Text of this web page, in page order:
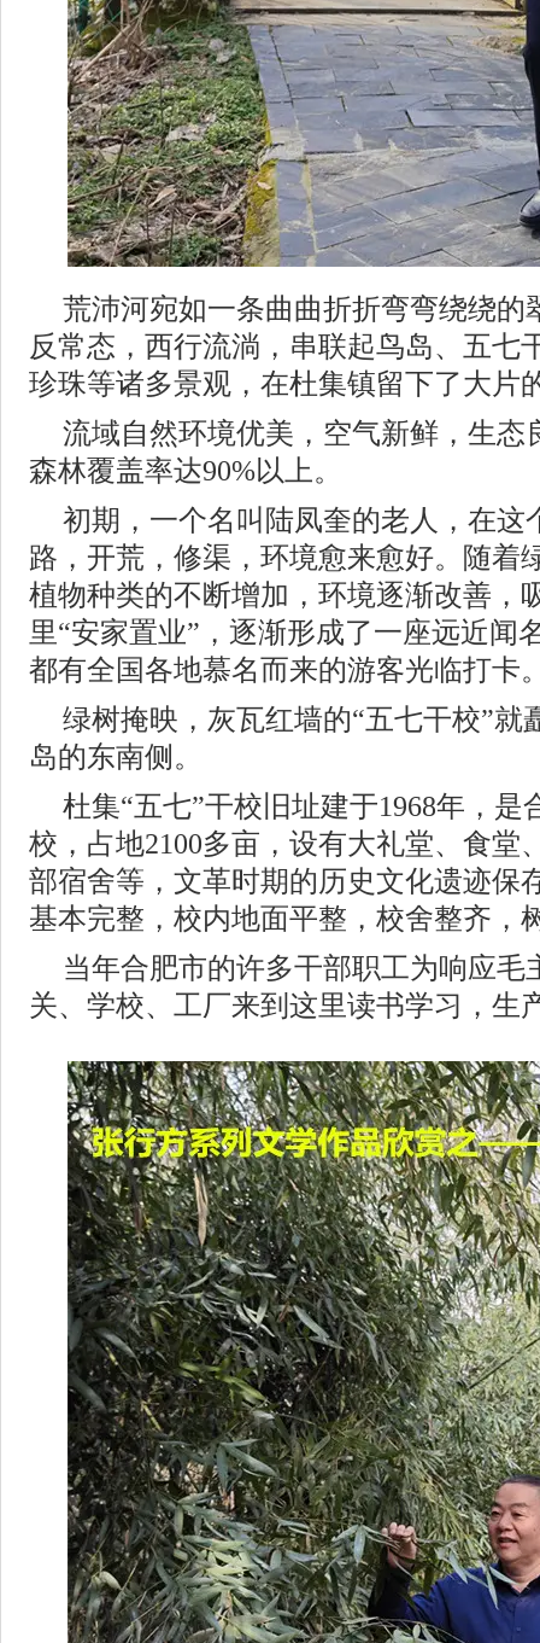
荒沛河宛如一条曲曲折折弯弯绕绕的
反常态，西行流淌，串联起鸟岛、五七
珍珠等诸多景观，在杜集镇留下了大片
流域自然环境优美，空气新鲜，生态
森林覆盖率达90%以上。
初期，一个名叫陆凤奎的老人，在这
路，开荒，修渠，环境愈来愈好。随着
植物种类的不断增加，环境逐渐改善，
里“安家置业”，逐渐形成了一座远近闻
都有全国各地慕名而来的游客光临打卡
绿树掩映，灰瓦红墙的“五七干校”就
岛的东南侧。
杜集“五七”干校旧址建于1968年，是
校，占地2100多亩，设有大礼堂、食堂
部宿舍等，文革时期的历史文化遗迹保
基本完整，校内地面平整，校舍整齐，
当年合肥市的许多干部职工为响应毛
关、学校、工厂来到这里读书学习，生